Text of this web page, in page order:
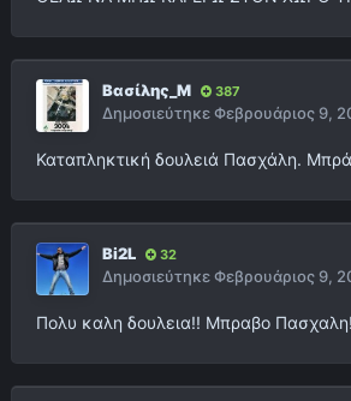
Βασίλης_Μ 387
ΔημοσιεύτηκεΦεβρουάριος 9,
Καταπληκτική δουλειά Πασχάλη.
Bi2L 32
ΔημοσιεύτηκεΦεβρουάριος 9,
Πολυ καλη δουλεια!! Μπραβο Πασχαλη!